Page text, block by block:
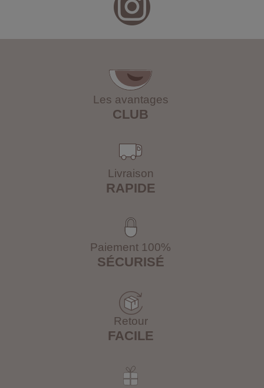
Les avantages
CLUB
Livraison
RAPIDE
Paiement 100%
SÉCURISÉ
Retour
FACILE